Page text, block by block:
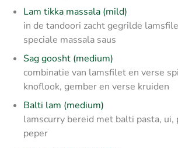
Lam tikka massala (mild)
in de tandoori zacht gegrilde
speciale massala saus
Sag goosht (medium)
combinatie van lamsfilet en verse
knoflook, gember en verse kruiden
Balti lam (medium)
lamscurry bereid met balti pasta, ui,
peper